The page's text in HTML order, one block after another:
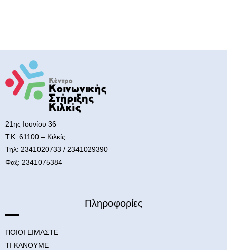
21ης Ιουνίου 36
Τ.Κ. 61100 – Κιλκίς
Τηλ: 2341020733 / 2341029390
Φαξ: 2341075384
Πληροφορίες
ΠΟΙΟΙ ΕΙΜΑΣΤΕ
ΤΙ ΚΑΝΟΥΜΕ